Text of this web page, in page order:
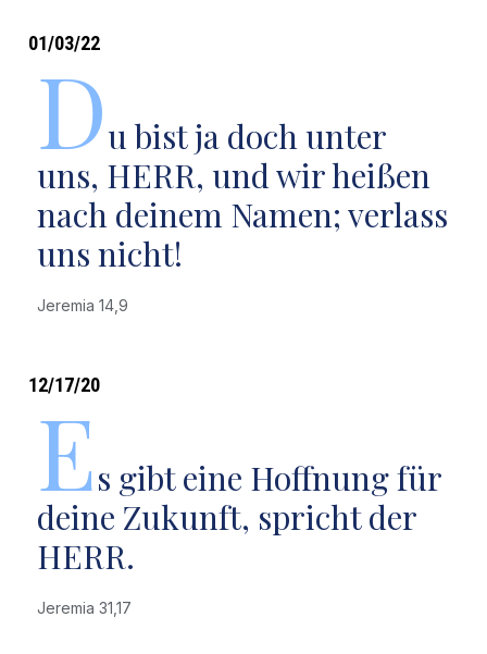
01/03/22
Du bist ja doch unter
uns, HERR, und wir heißen
nach deinem Namen; verlass
uns nicht!
Jeremia 14,9
12/17/20
Es gibt eine Hoffnung für
deine Zukunft, spricht der
HERR.
Jeremia 31,17